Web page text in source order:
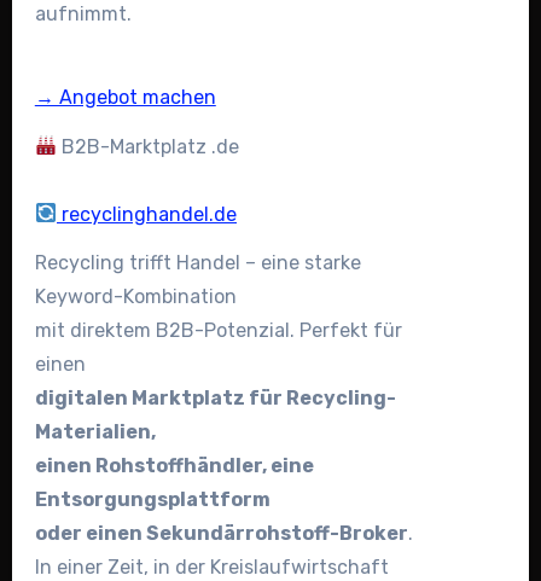
aufnimmt.
→ Angebot machen
B2B-Marktplatz .de
recyclinghandel.de
Recycling trifft Handel – eine starke
Keyword-Kombination
mit direktem B2B-Potenzial. Perfekt für
einen
digitalen Marktplatz für Recycling-
Materialien,
einen Rohstoffhändler, eine
Entsorgungsplattform
oder einen Sekundärrohstoff-Broker.
In einer Zeit, in der Kreislaufwirtschaft